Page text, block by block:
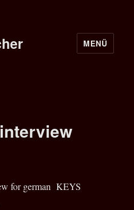
MENÜ
for german KEYS